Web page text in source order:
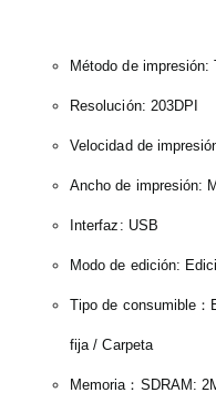
Método de
Resolución: 203DPI
Velocidad de
Ancho de impresión:
Interfaz: USB
Modo de edición:
Tipo de consumible
fija / Carpeta
Memoria：SDRAM: